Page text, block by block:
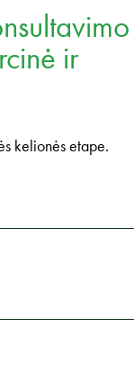
ir
kelionės etape.